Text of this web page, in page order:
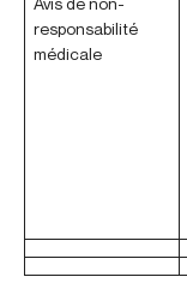
responsabilité
médicale